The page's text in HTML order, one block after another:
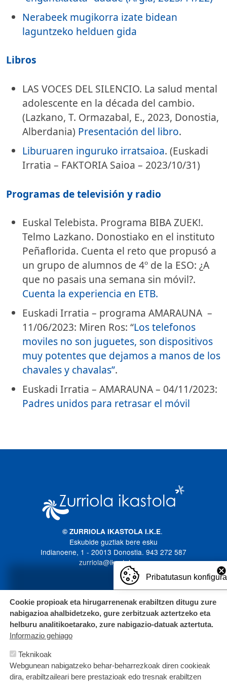
Nerabeek mugikorra izate bidean
laguntzeko helduen gida
Libros
LAS VOCES DEL SILENCIO. La salud mental
adolescente en la década del cambio.
(Lazkano, T. Ormazabal, E., 2023, Donostia,
Alberdania) Presentación del libro.
Liburuaren inguruko irratsaioa. (Euskadi
Irratia – FAKTORIA Saioa – 2023/10/31)
Programas de televisión y radio
Euskal Telebista. Programa BIBA ZUEK!.
Telmo Lazkano. Donostiako en el instituto
Peñaflorida. Cuenta el reto que propusó a
un grupo de alumnos de 4º de la ESO: ¿A
que no pasais una semana sin móvil?.
Cuenta la experiencia en ETB.
Euskadi Irratia – programa AMARAUNA –
11/06/2023: Miren Ros: “Los telefonos
moviles no son juguetes, son dispositivos
muy potentes que dejamos a manos de los
chavales y chavalas”.
Euskadi Irratia – AMARAUNA – 04/11/2023:
Padres unidos para retrasar el móvil
© ZURRIOLA IKASTOLA I.K.E.
Eskubide guztiak bere esku
Indianoene, 1 - 20013 Donostia. 943 272 587
zurriola@ikastola.eus
Pribatutasun
Cookie propioak eta hirugarrenenak erabiltzen ditugu zure
nabigazioa ahalbidetzeko, gure zerbitzuak aztertzeko eta
helburu analitikoetarako, zure nabigazio-datuak aztertuta.
Informazio gehiago
Teknikoak
Webgunean nabigatzeko behar-beharrezkoak diren cookieak
dira, erabiltzaileari bere prestazioak edo tresnak erabiltzen